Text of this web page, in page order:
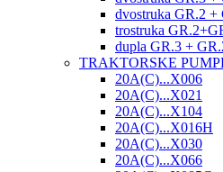
dvostruka GR.2
trostruka
dupla GR.3 +
TRAKTORSKE
20A(C)...X006
20A(C)...X021
20A(C)...X104
20A(C)...X016H
20A(C)...X030
20A(C)...X066